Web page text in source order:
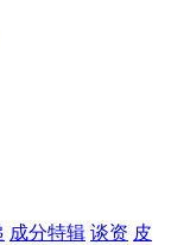
成分特辑 谈资 皮